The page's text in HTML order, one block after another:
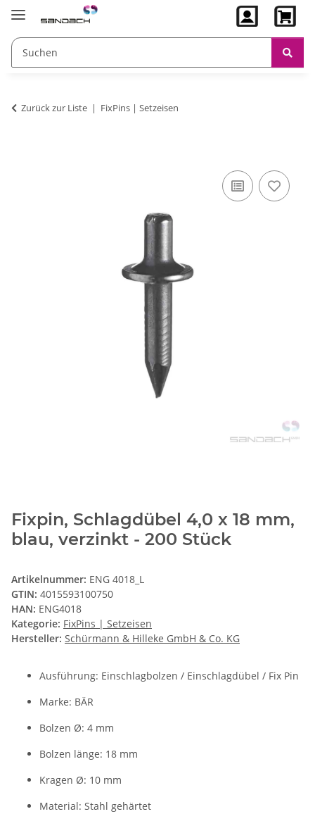
Zurück zur Liste FixPins | Setzeisen
Fixpin, Schlagdübel 4,0 x 18 mm,
blau, verzinkt - 200 Stück
Artikelnummer: ENG 4018_L
GTIN: 4015593100750
HAN: ENG4018
Kategorie: FixPins | Setzeisen
Hersteller: Schürmann & Hilleke GmbH & Co. KG
Ausführung: Einschlagbolzen / Einschlagdübel / Fix Pin
Marke: BÄR
Bolzen Ø: 4 mm
Bolzen länge: 18 mm
Kragen Ø: 10 mm
Material: Stahl gehärtet